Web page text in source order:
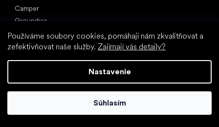
Používáme soubory cookies, pomáhají nám zkvalitňovat a
zefektivňovat naše služby. Zajímají vás detaily?
Nastavenie
Súhlasím
Camper
Groundies
Froddo
KOEL
Hallux valgus (vbočený palec)
Pätná ostroha